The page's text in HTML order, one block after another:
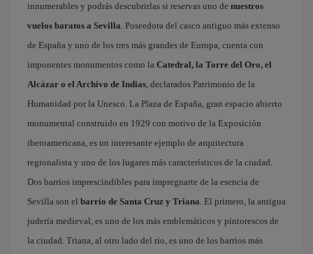
innumerables y podrás descubrirlas si reservas uno de nuestros
vuelos baratos a Sevilla. Poseedora del casco antiguo más extenso
de España y uno de los tres más grandes de Europa, cuenta con
imponentes monumentos como la Catedral, la Torre del Oro, el
Alcázar o el Archivo de Indias, declarados Patrimonio de la
Humanidad por la Unesco. La Plaza de España, gran espacio abierto
monumental construido en 1929 con motivo de la Exposición
iberoamericana, es un interesante ejemplo de arquitectura
regionalista y uno de los lugares más característicos de la ciudad.
Dos barrios imprescindibles para impregnarte de la esencia de
Sevilla son el barrio de Santa Cruz y Triana. El primero, la antigua
judería medieval, es uno de los más emblemáticos y pintorescos de
la ciudad. Triana, al otro lado del río, es uno de los barrios más